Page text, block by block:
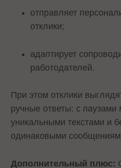
отправляет
отклики;
адаптирует
работодателей.
При этом отклики
ручные ответы: с
уникальными текстами и
одинаковыми
Дополнительный плюс: